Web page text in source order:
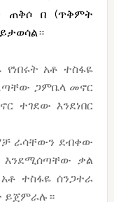
ጠቅሶ በ (ጥቅምት
ይታወሳል።
አቶ ተስፋዬ
ጋምቤላ መኖር
ተገደው እንደነበር
ራሳቸውን ደብቀው
እንደሚሰጣቸው ቃል
ተስፋዬ ሰንጋተራ
ይጀምራሉ።